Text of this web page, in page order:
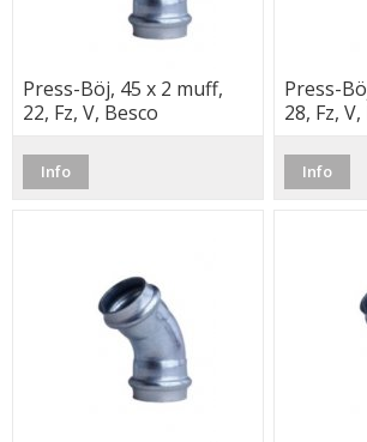
Press-Böj, 45 x 2 muff,
22, Fz, V, Besco
Info
Press-
28, Fz,
Info